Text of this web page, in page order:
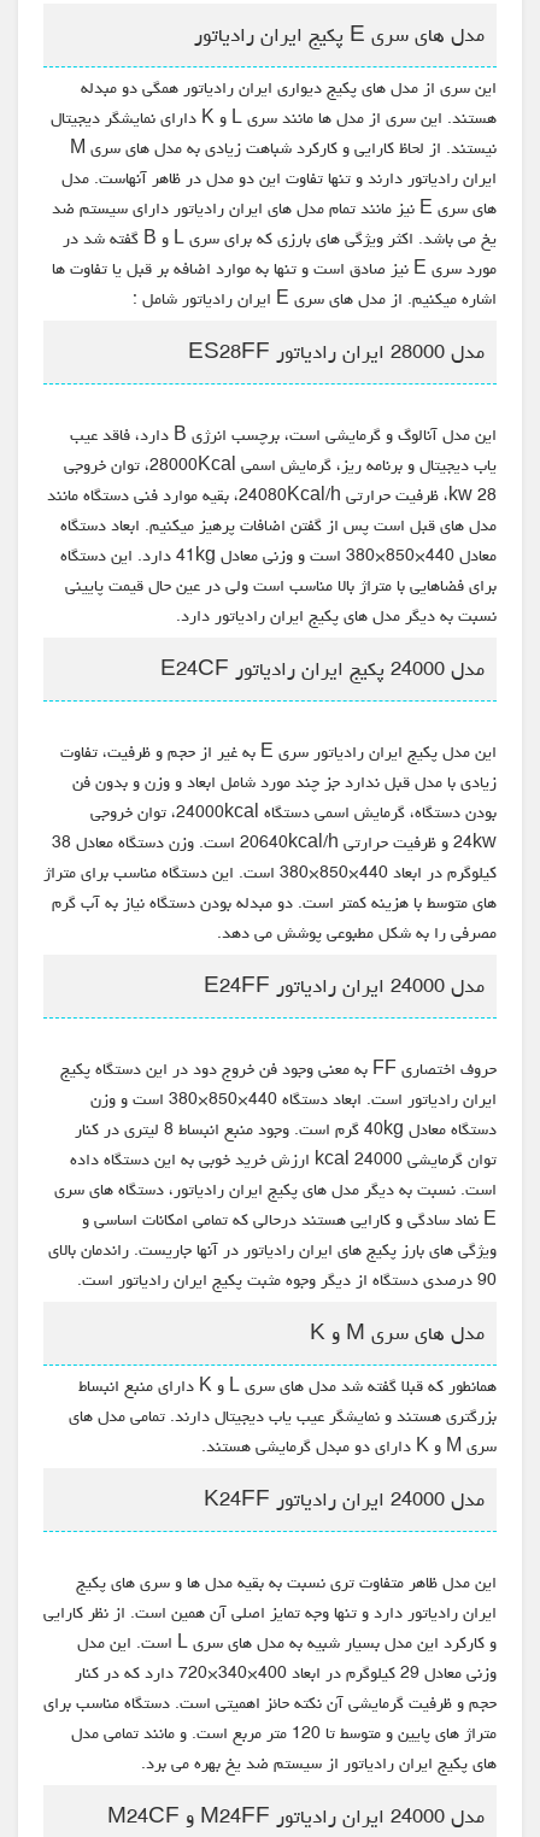
مدل های سری E پکیج ایران رادیاتور
این سری از مدل های پکیج دیواری ایران رادیاتور همگی دو مبدله
هستند. این سری از مدل ها مانند سری L و K دارای نمایشگر دیجیتال
نیستند. از لحاظ کارایی و کارکرد شباهت زیادی به مدل های سری M
ایران رادیاتور دارند و تنها تفاوت این دو مدل در ظاهر آنهاست. مدل
های سری E نیز مانند تمام مدل های ایران رادیاتور دارای سیستم ضد
یخ می باشد. اکثر ویژگی های بارزی که برای سری L و B گفته شد در
مورد سری E نیز صادق است و تنها به موارد اضافه بر قبل یا تفاوت ها
اشاره میکنیم. از مدل های سری E ایران رادیاتور شامل :
مدل 28000 ایران رادیاتور ES28FF
این مدل آنالوگ و گرمایشی است، برچسب انرژی B دارد، فاقد عیب
یاب دیجیتال و برنامه ریز، گرمایش اسمی 28000Kcal، توان خروجی
28 kw، ظرفیت حرارتی 24080Kcal/h، بقیه موارد فنی دستگاه مانند
مدل های قبل است پس از گفتن اضافات پرهیز میکنیم. ابعاد دستگاه
معادل 440×850×380 است و وزنی معادل 41kg دارد. این دستگاه
برای فضاهایی با متراژ بالا مناسب است ولی در عین حال قیمت پایینی
نسبت به دیگر مدل های پکیج ایران رادیاتور دارد.
مدل 24000 پکیج ایران رادیاتور E24CF
این مدل پکیج ایران رادیاتور سری E به غیر از حجم و ظرفیت، تفاوت
زیادی با مدل قبل ندارد جز چند مورد شامل ابعاد و وزن و بدون فن
بودن دستگاه، گرمایش اسمی دستگاه 24000kcal، توان خروجی
24kw و ظرفیت حرارتی 20640kcal/h است. وزن دستگاه معادل 38
کیلوگرم در ابعاد 440×850×380 است. این دستگاه مناسب برای متراژ
های متوسط با هزینه کمتر است. دو مبدله بودن دستگاه نیاز به آب گرم
مصرفی را به شکل مطبوعی پوشش می دهد.
مدل 24000 ایران رادیاتور E24FF
حروف اختصاری FF به معنی وجود فن خروج دود در این دستگاه پکیج
ایران رادیاتور است. ابعاد دستگاه 440×850×380 است و وزن
دستگاه معادل 40kg گرم است. وجود منبع انبساط 8 لیتری در کنار
توان گرمایشی 24000 kcal ارزش خرید خوبی به این دستگاه داده
است. نسبت به دیگر مدل های پکیج ایران رادیاتور، دستگاه های سری
E نماد سادگی و کارایی هستند درحالی که تمامی امکانات اساسی و
ویژگی های بارز پکیج های ایران رادیاتور در آنها جاریست. راندمان بالای
90 درصدی دستگاه از دیگر وجوه مثبت پکیج ایران رادیاتور است.
مدل های سری M و K
همانطور که قبلا گفته شد مدل های سری L و K دارای منبع انبساط
بزرگتری هستند و نمایشگر عیب یاب دیجیتال دارند. تمامی مدل های
سری M و K دارای دو مبدل گرمایشی هستند.
مدل 24000 ایران رادیاتور K24FF
این مدل ظاهر متفاوت تری نسبت به بقیه مدل ها و سری های پکیج
ایران رادیاتور دارد و تنها وجه تمایز اصلی آن همین است. از نظر کارایی
و کارکرد این مدل بسیار شبیه به مدل های سری L است. این مدل
وزنی معادل 29 کیلوگرم در ابعاد 400×340×720 دارد که در کنار
حجم و ظرفیت گرمایشی آن نکته حائز اهمیتی است. دستگاه مناسب برای
متراژ های پایین و متوسط تا 120 متر مربع است. و مانند تمامی مدل
های پکیج ایران رادیاتور از سیستم ضد یخ بهره می برد.
مدل 24000 ایران رادیاتور M24FF و M24CF